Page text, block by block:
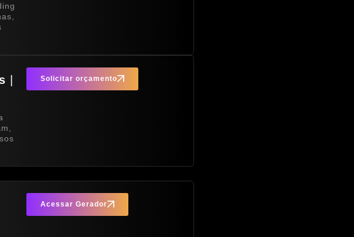
|
Solicitar orçamento
Acessar Gerador